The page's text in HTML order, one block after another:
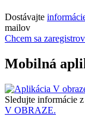
Dostávajte
mailov
Chcem sa
Mobilná
Sledujte informácie
V OBRAZE.